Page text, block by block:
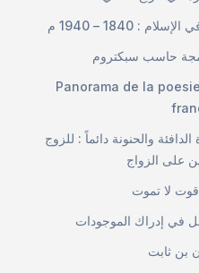
: 1840 – 1940 م
Panorama de la
والحنونة دائماً : للزوج
على الزواج
قوت لا تموت
في إدراك الموجودات
بن ثابت